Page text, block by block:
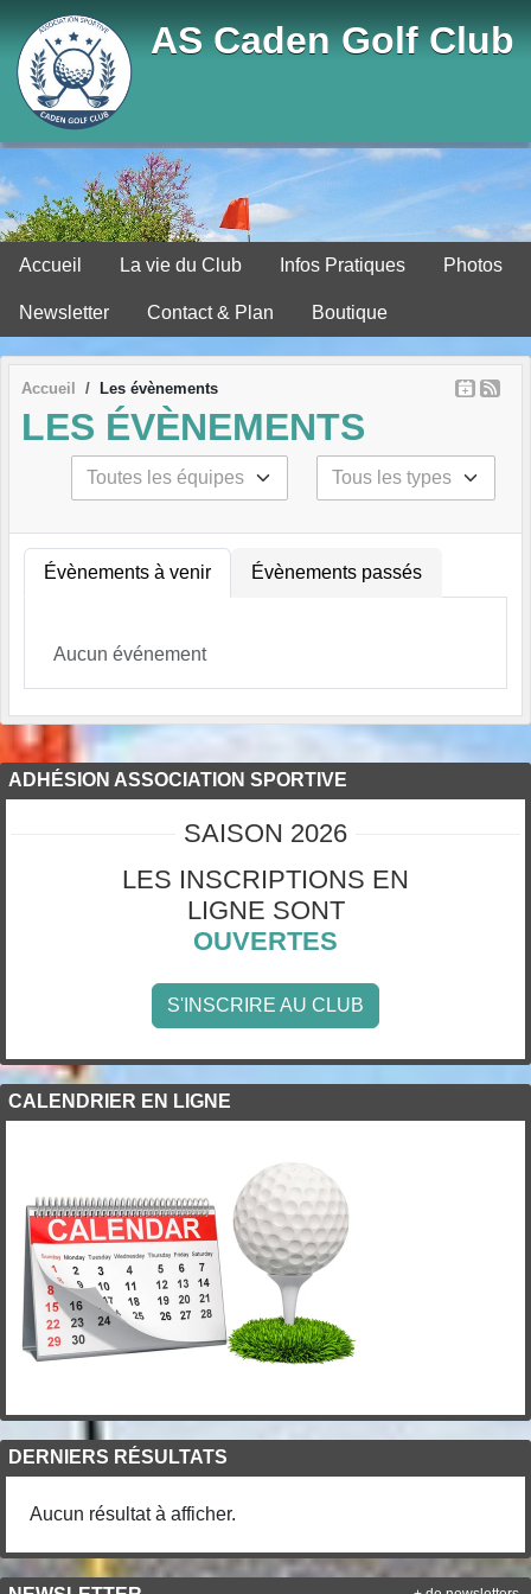
AS Caden Golf Club
Accueil La vie du Club Infos Pratiques Photos
Newsletter Contact & Plan Boutique
Accueil Les évènements
LES ÉVÈNEMENTS
Évènements à venir Évènements passés
Aucun événement
ADHÉSION ASSOCIATION SPORTIVE
SAISON 2026
LES INSCRIPTIONS EN
LIGNE SONT
OUVERTES
S'INSCRIRE AU CLUB
CALENDRIER EN LIGNE
DERNIERS RÉSULTATS
Aucun résultat à afficher.
Panneau de gestion des cookies